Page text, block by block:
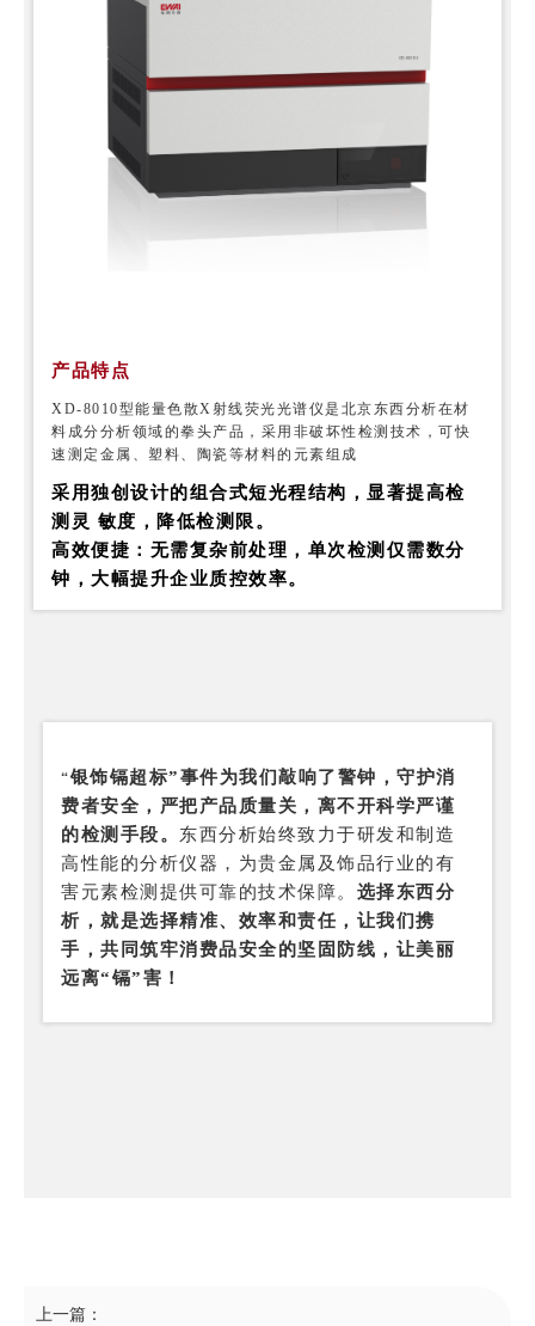
产品特点
XD-8010型能量色散X射线荧光光谱仪是北京东西分析在材
料成分分析领域的拳头产品，采用非破坏性检测技术，可快
速测定金属、塑料、陶瓷等材料的元素组成
采用独创设计的组合式短光程结构 ，显著提高检
测灵 敏度，降低检测限。
高效便捷 ：无需复杂前处理，单次检测仅需数分
钟，大幅提升企业质控效率。
“银饰镉超标”事件为我们敲响了警钟，守护消
费者安全，严把产品质量关，离不开科学严谨
的检测手段。 东西分析始终致力于研发和制造
高性能的分析仪器，为贵金属及饰品行业的有
害元素检测提供可靠的技术保障。 选择东西分
析，就是选择精准、效率和责任，让我们携
手，共同筑牢消费品安全的坚固防线，让美丽
远离“镉”害！
上一篇：